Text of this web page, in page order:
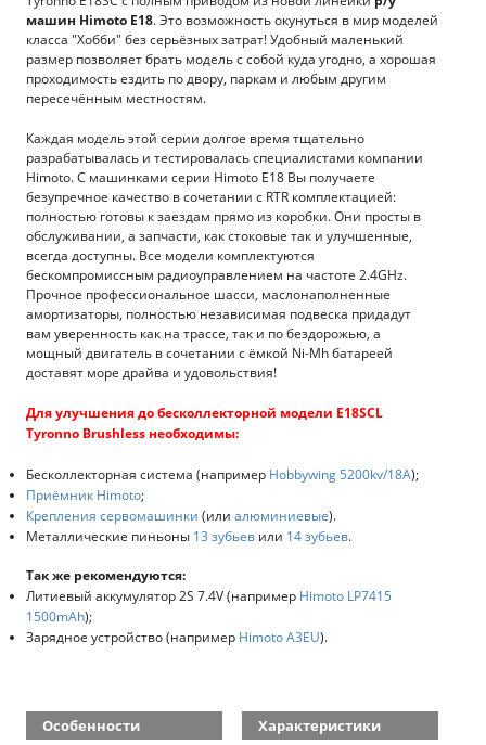
машин Himoto E18. Это возможность окунуться в мир моделей
класса "Хобби" без серьёзных затрат! Удобный маленький
размер позволяет брать модель с собой куда угодно, а хорошая
проходимость ездить по двору, паркам и любым другим
пересечённым местностям.
Каждая модель этой серии долгое время тщательно
разрабатывалась и тестировалась специалистами компании
Himoto. С машинками серии Himoto E18 Вы получаете
безупречное качество в сочетании с RTR комплектацией:
полностью готовы к заездам прямо из коробки. Они просты в
обслуживании, а запчасти, как стоковые так и улучшенные,
всегда доступны. Все модели комплектуются
бескомпромиссным радиоуправлением на частоте 2.4GHz.
Прочное профессиональное шасси, маслонаполненные
амортизаторы, полностью независимая подвеска придадут
вам уверенность как на трассе, так и по бездорожью, а
мощный двигатель в сочетании с ёмкой Ni-Mh батареей
доставят море драйва и удовольствия!
Для улучшения до бесколлекторной модели E18SCL
Tyronno Brushless необходимы:
Бесколлекторная система (например Hobbywing 5200kv/18A);
Приёмник Himoto;
Крепления сервомашинки (или алюминиевые).
Металлические пиньоны 13 зубьевили 14 зубьев.
Так же рекомендуются:
Литиевый аккумулятор 2S 7.4V (например Himoto LP7415
1500mAh);
Зарядное устройство (например Himoto A3EU).
Особенности Характеристики